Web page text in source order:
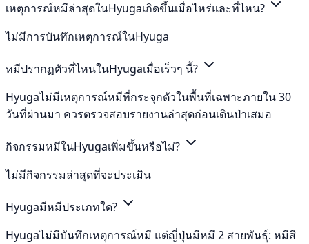
เหตุการณ์หมีล่าสุดในHyugaเกิดขึ้นเมื่อไหร่และที่ไหน?
ไม่มีการบันทึกเหตุการณ์ในHyuga
หมีปรากฏตัวที่ไหนในHyugaเมื่อเร็วๆ นี้?
Hyugaไม่มีเหตุการณ์หมีที่กระจุกตัวในพื้นที่เฉพาะภายใน 30
วันที่ผ่านมา ควรตรวจสอบรายงานล่าสุดก่อนเดินป่าเสมอ
กิจกรรมหมีในHyugaเพิ่มขึ้นหรือไม่?
ไม่มีกิจกรรมล่าสุดที่จะประเมิน
Hyugaมีหมีประเภทใด?
Hyugaไม่มีบันทึกเหตุการณ์หมี แต่ญี่ปุ่นมีหมี 2 สายพันธุ์: หมีสี